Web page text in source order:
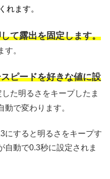
れます。
て露出を固定します。
。
ピードを好きな値に設
た明るさをキープしたま
動で変わります。
すると明るさをキープす
自動で0.3秒に設定されま